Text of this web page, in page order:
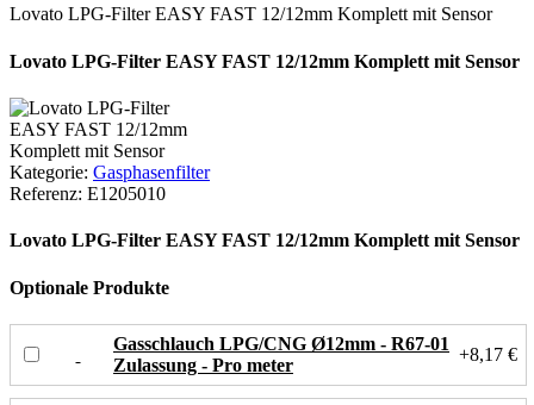
Lovato LPG-Filter EASY FAST 12/12mm Komplett mit Sensor
Lovato LPG-Filter EASY FAST 12/12mm Komplett mit Sensor
Kategorie: Gasphasenfilter
Referenz: E1205010
Lovato LPG-Filter EASY FAST 12/12mm Komplett mit Sensor
Optionale Produkte
Gasschlauch LPG/CNG Ø12mm - R67-01
Zulassung - Pro meter
+8,17 €